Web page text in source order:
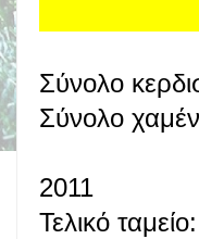
Σύνολο
Σύνολο
2011
Τελικό